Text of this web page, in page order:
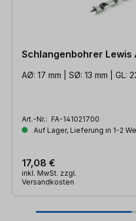
Schlangenbohrer Lewis
AØ: 17 mm | SØ: 13 mm | GL:
Art.-Nr.: FA-141021700
Auf Lager, Lieferung in 1-2
17,08 €
inkl. MwSt. zzgl.
Versandkosten